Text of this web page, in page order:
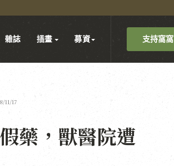
支持窩窩
雜誌 插畫 募資
11/17
藥，獸醫院遭